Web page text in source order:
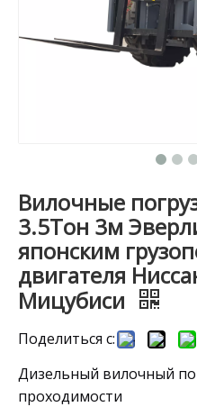
Вилочные
3.5Тон 3м
японским
двигателя
Мицубиси
Поделиться с:
Дизельный вилочный
проходимости